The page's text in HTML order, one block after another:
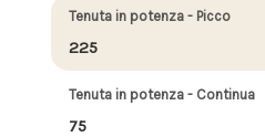
Tenuta in potenza - Picco
225
Tenuta in potenza - Continua
75